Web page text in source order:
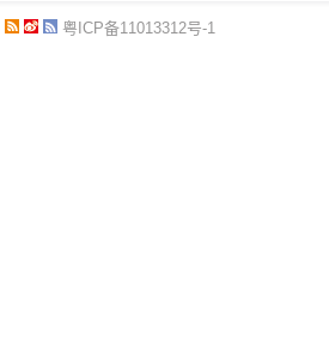
粤ICP备11013312号-1